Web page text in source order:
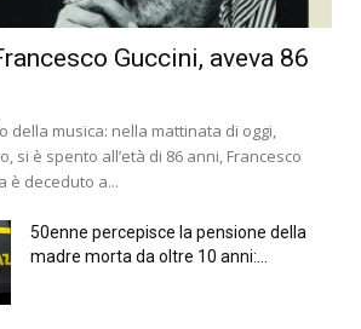
Guccini, aveva 86
della musica: nella mattinata di oggi,
si è spento all’età di 86 anni, Francesco
è deceduto a...
50enne percepisce la pensione della
madre morta da oltre 10 anni:...